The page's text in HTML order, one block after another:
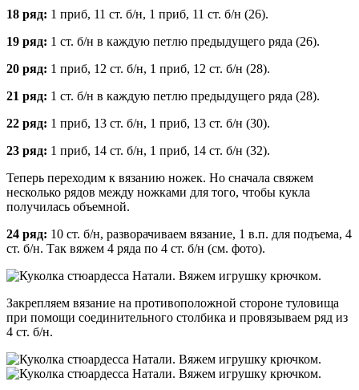
18 ряд: 1 приб, 11 ст. б/н, 1 приб, 11 ст. б/н (26).
19 ряд: 1 ст. б/н в каждую петлю предыдущего ряда (26).
20 ряд: 1 приб, 12 ст. б/н, 1 приб, 12 ст. б/н (28).
21 ряд: 1 ст. б/н в каждую петлю предыдущего ряда (28).
22 ряд: 1 приб, 13 ст. б/н, 1 приб, 13 ст. б/н (30).
23 ряд: 1 приб, 14 ст. б/н, 1 приб, 14 ст. б/н (32).
Теперь переходим к вязанию ножек. Но сначала свяжем
несколько рядов между ножками для того, чтобы кукла
получилась объемной.
24 ряд: 10 ст. б/н, разворачиваем вязание, 1 в.п. для подъема, 4
ст. б/н. Так вяжем 4 ряда по 4 ст. б/н (см. фото).
Закрепляем вязание на противоположной стороне туловища
при помощи соединительного столбика и провязываем ряд из
4 ст. б/н.